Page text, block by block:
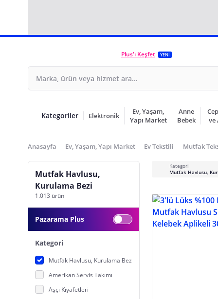
Plus'ı Keşfet YENİ
Kategoriler Elektronik
Ev, Yaşam,
Yapı Market
Anne
Bebek
ve
Anasayfa Ev, Yaşam, Yapı Market Ev Tekstili Mutfak
Mutfak Havlusu,
Kurulama Bezi
1.013 ürün
Pazarama Plus
Kategori
Mutfak Havlusu, Kurulama Bezi
Amerikan Servis Takımı
Aşçı Kıyafetleri
Kategori
Mutfak Havlusu,